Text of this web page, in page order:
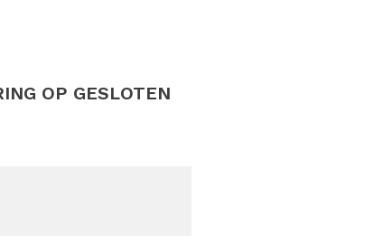
OP GESLOTEN